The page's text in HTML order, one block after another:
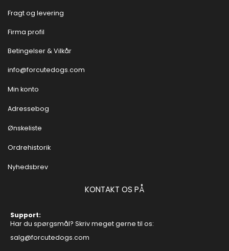
Fragt og levering
Firma profil
Betingelser & Vilkår
info@forcutedogs.com
Min konto
Adressebog
Ønskeliste
Ordrehistorik
Nyhedsbrev
KONTAKT OS PÅ
Support:
Har du spørgsmål? Skriv meget gerne til os:
salg@forcutedogs.com